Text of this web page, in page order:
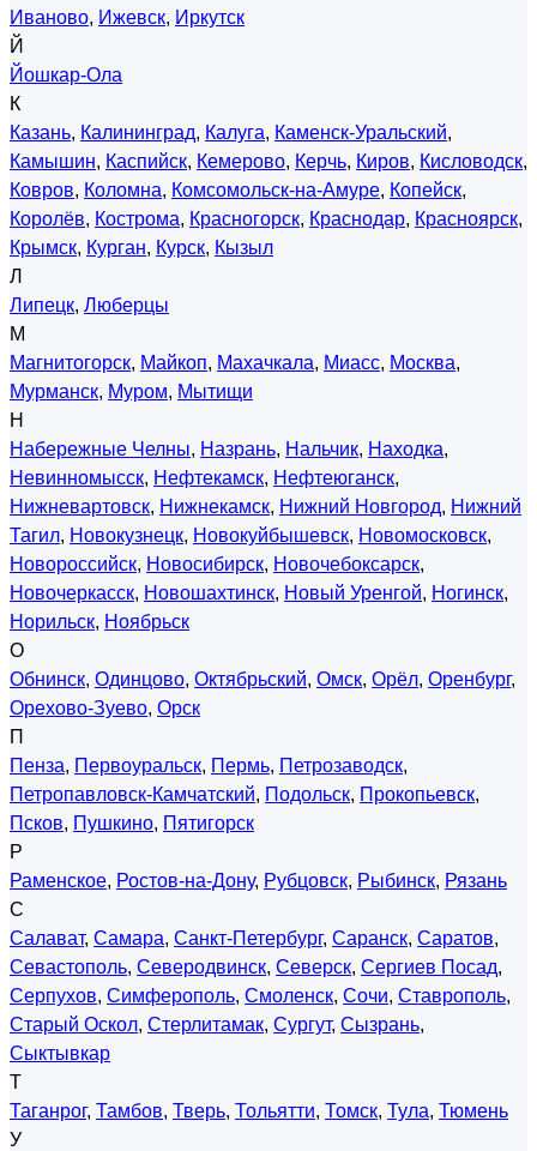
Иваново, Ижевск, Иркутск
Й
Йошкар-Ола
К
Казань, Калининград, Калуга, Каменск-Уральский,
Камышин, Каспийск, Кемерово, Керчь, Киров, Кисловодск,
Ковров, Коломна, Комсомольск-на-Амуре, Копейск,
Королёв, Кострома, Красногорск, Краснодар, Красноярск,
Крымск, Курган, Курск, Кызыл
Л
Липецк, Люберцы
М
Магнитогорск, Майкоп, Махачкала, Миасс, Москва,
Мурманск, Муром, Мытищи
Н
Набережные Челны, Назрань, Нальчик, Находка,
Невинномысск, Нефтекамск, Нефтеюганск,
Нижневартовск, Нижнекамск, Нижний Новгород, Нижний
Тагил, Новокузнецк, Новокуйбышевск, Новомосковск,
Новороссийск, Новосибирск, Новочебоксарск,
Новочеркасск, Новошахтинск, Новый Уренгой, Ногинск,
Норильск, Ноябрьск
О
Обнинск, Одинцово, Октябрьский, Омск, Орёл, Оренбург,
Орехово-Зуево, Орск
П
Пенза, Первоуральск, Пермь, Петрозаводск,
Петропавловск-Камчатский, Подольск, Прокопьевск,
Псков, Пушкино, Пятигорск
Р
Раменское, Ростов-на-Дону, Рубцовск, Рыбинск, Рязань
С
Салават, Самара, Санкт-Петербург, Саранск, Саратов,
Севастополь, Северодвинск, Северск, Сергиев Посад,
Серпухов, Симферополь, Смоленск, Сочи, Ставрополь,
Старый Оскол, Стерлитамак, Сургут, Сызрань,
Сыктывкар
Т
Таганрог, Тамбов, Тверь, Тольятти, Томск, Тула, Тюмень
У